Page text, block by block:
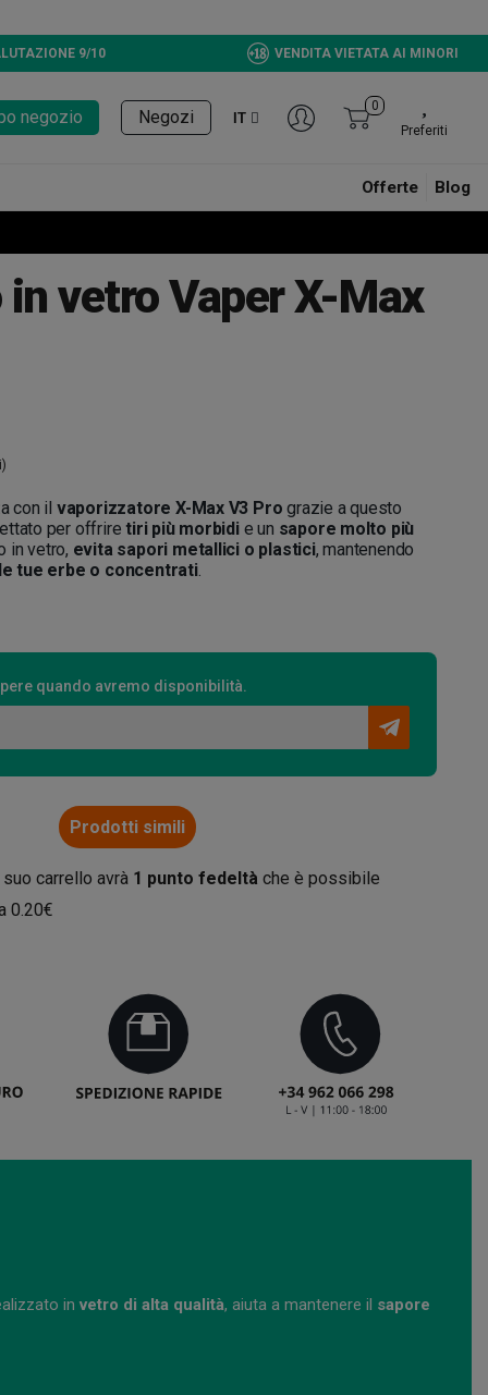
9/10 VENDITA VIETATA AI MINORI
negozio Negozi IT
0
Preferiti
Offerte Blog
vetro Vaper X-Max
con il vaporizzatore X-Max V3 Pro grazie a questo
per offriretiri più morbidie un sapore molto più
in vetro, evita sapori metallici o plastici, mantenendo
tue erbe o concentrati.
quando avremo disponibilità.
Prodotti simili
suo carrello avrà 1 punto fedeltà che è possibile
0.20€
in vetro di alta qualità, aiuta a mantenere il sapore